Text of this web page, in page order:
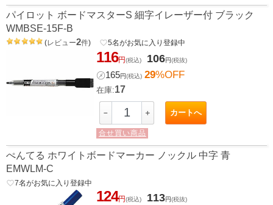
パイロット ボードマスターS 細字イレーザー付 ブラック
WMBSE-15F-B
(レビュー2件) favorite_border5名がお気に入り登録中
116円(税込) 106円(税抜)
㋱165円(税込) 29%OFF
在庫:17
－ ＋ カートへ
合せ買い商品
ぺんてる ホワイトボードマーカー ノックル 中字 青
EMWLM-C
favorite_border7名がお気に入り登録中
124円(税込) 113円(税抜)